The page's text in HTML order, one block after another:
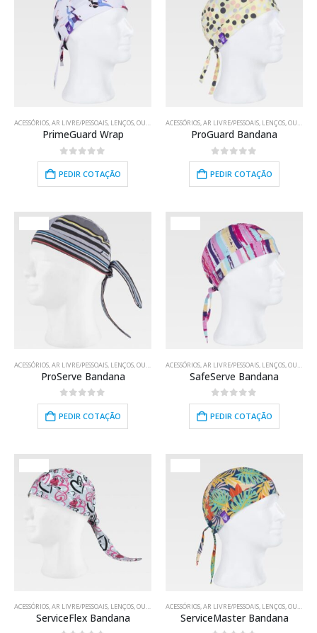
ACESSÓRIOS,AR LIVRE/PESSOAIS, LENÇOS,OUTROS SUPORTES ,RESTAURAÇÃO,TÊXTIL ,TRABALHO,USO
PrimeGuard Wrap
0out of 5
PEDIR COTAÇÃO
ACESSÓRIOS,AR LIVRE/PESSOAIS, LENÇOS,OUTROS SUPORTES
ProGuard Bandana
0out of 5
PEDIR COTAÇÃO
ACESSÓRIOS,AR LIVRE/PESSOAIS, LENÇOS,OUTROS SUPORTES ,RESTAURAÇÃO,TÊXTIL ,TRABALHO,USO
ProServe Bandana
0out of 5
PEDIR COTAÇÃO
ACESSÓRIOS,AR LIVRE/PESSOAIS, LENÇOS,OUTROS SUPORTES
SafeServe Bandana
0out of 5
PEDIR COTAÇÃO
ACESSÓRIOS,AR LIVRE/PESSOAIS, LENÇOS,OUTROS SUPORTES ,RESTAURAÇÃO,TÊXTIL ,TRABALHO,USO
ServiceFlex Bandana
ACESSÓRIOS,AR LIVRE/PESSOAIS, LENÇOS,OUTROS SUPORTES
ServiceMaster Bandana